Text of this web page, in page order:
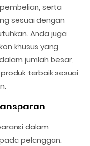
serta
sesuai dengan
Anda juga
khusus yang
jumlah besar,
terbaik sesuai
dalam
pelanggan.